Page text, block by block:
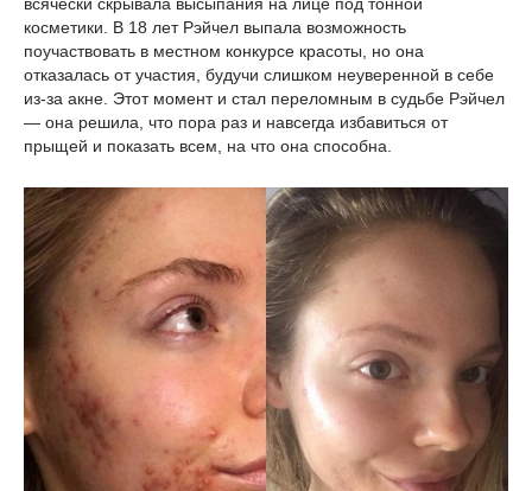
косметики. В 18 лет Рэйчел выпала возможность
поучаствовать в местном конкурсе красоты, но она
отказалась от участия, будучи слишком неуверенной в себе
из-за акне. Этот момент и стал переломным в судьбе Рэйчел
— она решила, что пора раз и навсегда избавиться от
прыщей и показать всем, на что она способна.